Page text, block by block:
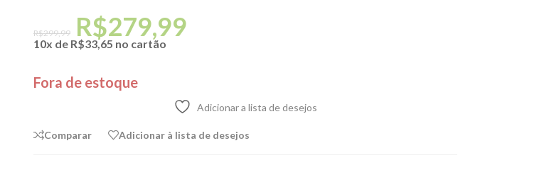
R$299,99 R$279,99
10x de R$33,65 no cartão
Fora de estoque
Adicionar a lista de desejos
Comparar Adicionar à lista de desejos